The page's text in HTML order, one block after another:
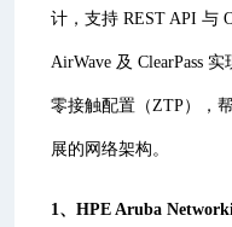
计，支持 REST API 与
AirWave 及 ClearPass
零接触配置（ZTP），
展的网络架构。
1、HPE Aruba